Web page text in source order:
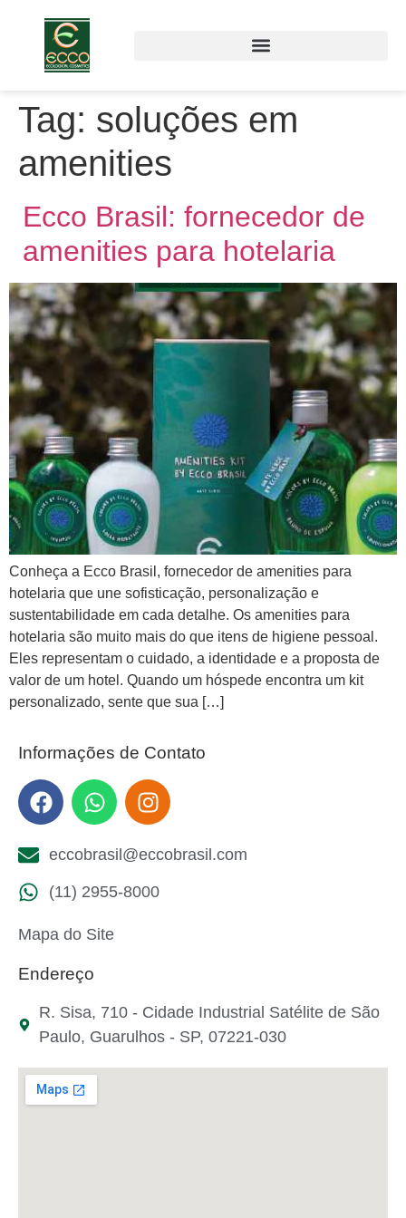
Tag: soluções em
amenities
Ecco Brasil: fornecedor de
amenities para hotelaria
Conheça a Ecco Brasil, fornecedor de amenities para
hotelaria que une sofisticação, personalização e
sustentabilidade em cada detalhe. Os amenities para
hotelaria são muito mais do que itens de higiene pessoal.
Eles representam o cuidado, a identidade e a proposta de
valor de um hotel. Quando um hóspede encontra um kit
personalizado, sente que sua […]
Informações de Contato
eccobrasil@eccobrasil.com
(11) 2955-8000
Mapa do Site
Endereço
R. Sisa, 710 - Cidade Industrial Satélite de São
Paulo, Guarulhos - SP, 07221-030